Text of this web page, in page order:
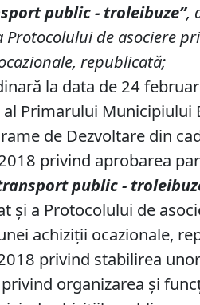
public- troleibuze”,
de asociere
, republicată;
la data de 24
Primarului Municipiului
de Dezvoltare din
privind aprobarea
public-
a Protocolului de
achiziţii ocazionale,
privind stabilirea
organizarea şi